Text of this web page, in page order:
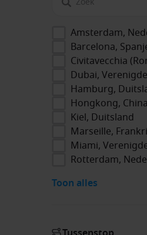
Amsterdam,
Barcelona,
Civitavecchia
Dubai,
Hamburg,
Hongkong, China
Kiel, Duitsland
Marseille,
Miami,
Rotterdam,
Toon alles